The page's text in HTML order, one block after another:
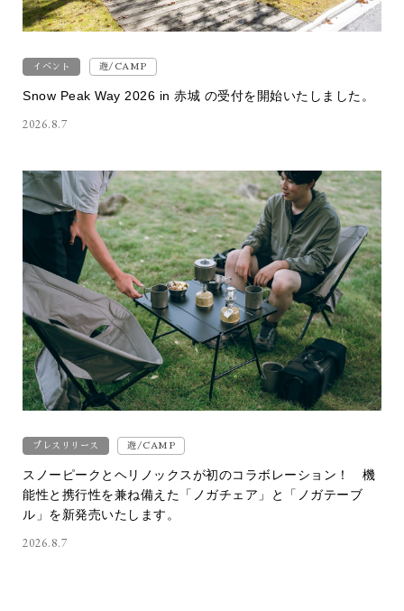
イベント 遊/CAMP
Snow Peak Way 2026 in 赤城 の受付を開始いたしました。
2026.8.7
プレスリリース 遊/CAMP
スノーピークとヘリノックスが初のコラボレーション！ 機
能性と携行性を兼ね備えた「ノガチェア」と「ノガテーブ
ル」を新発売いたします。
2026.8.7